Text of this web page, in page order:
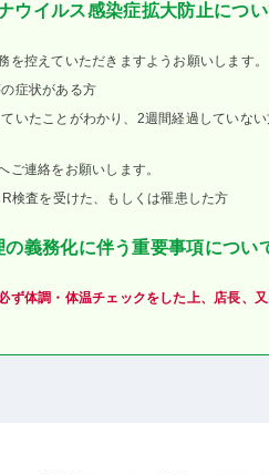
ウイルス感染症拡大防止につ
を控えていただきますようお願いします。
症状がある方
いたことがわかり、2週間経過していな
ご連絡をお願いします。
検査を受けた、もしくは罹患した方
の義務化に伴う重要事項につい
ず体調・体温チェックをした上、店長、